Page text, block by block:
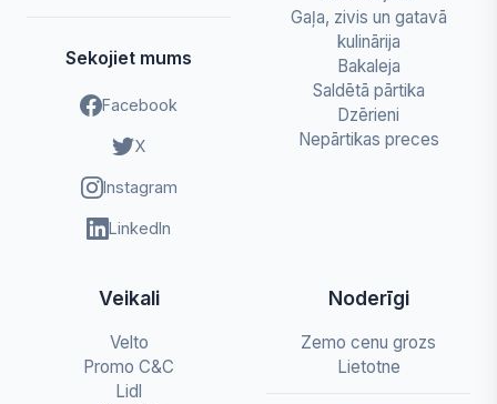
Sekojiet mums
Facebook
X
Instagram
LinkedIn
Gaļa, zivis un gatavā
kulinārija
Bakaleja
Saldētā pārtika
Dzērieni
Nepārtikas preces
Veikali
Velto
Promo C&C
Lidl
Noderīgi
Zemo cenu grozs
Lietotne